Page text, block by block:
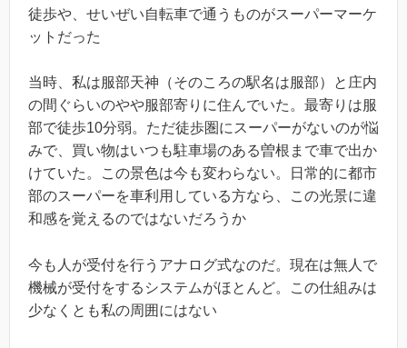
徒歩や、せいぜい自転車で通うものがスーパーマーケ
ットだった
当時、私は服部天神（そのころの駅名は服部）と庄内
の間ぐらいのやや服部寄りに住んでいた。最寄りは服
部で徒歩10分弱。ただ徒歩圏にスーパーがないのが悩
みで、買い物はいつも駐車場のある曽根まで車で出か
けていた。この景色は今も変わらない。日常的に都市
部のスーパーを車利用している方なら、この光景に違
和感を覚えるのではないだろうか
今も人が受付を行うアナログ式なのだ。現在は無人で
機械が受付をするシステムがほとんど。この仕組みは
少なくとも私の周囲にはない